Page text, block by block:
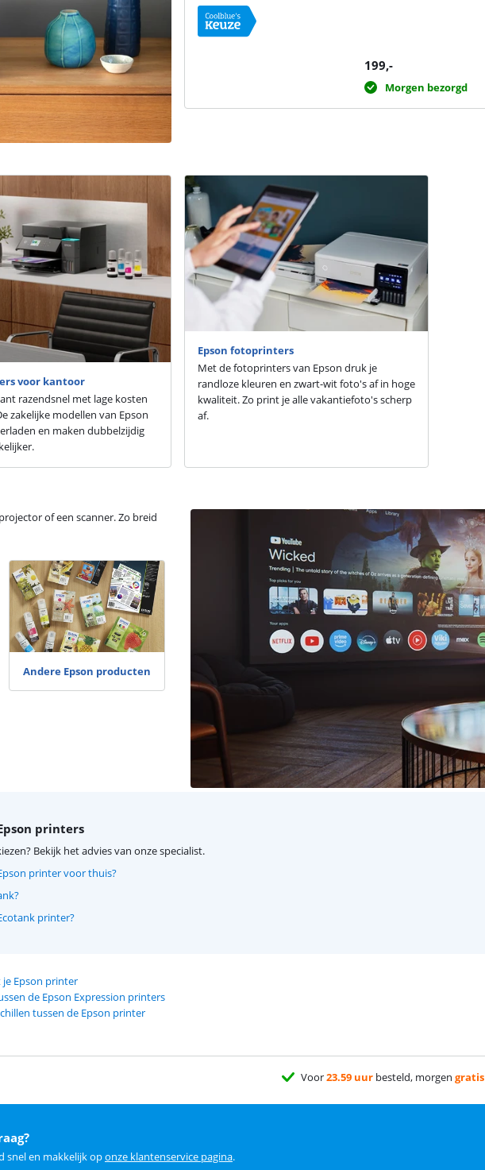
199,-
Morgen bezorgd
voor kantoor
razendsnel met lage kosten
zakelijke modellen van Epson
en maken dubbelzijdig
Epson fotoprinters
Met de fotoprinters van Epson druk je
randloze kleuren en zwart-wit foto's af in hoge
kwaliteit. Zo print je alle vakantiefoto's scherp
af.
of een scanner. Zo breid
Andere Epson producten
printers
Bekijk het advies van onze specialist.
printer voor thuis?
printer?
je Epson printer
de Epson Expression printers
tussen de Epson printer
Voor23.59 uur besteld, morgen gratis
snel en makkelijk oponze klantenservice pagina.